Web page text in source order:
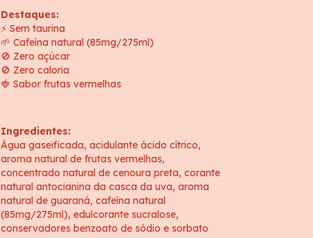
Destaques:
⚡ Sem taurina
🌱 Cafeína natural (85mg/275ml)
🚫 Zero açúcar
🚫 Zero caloria
🍓 Sabor frutas vermelhas
Ingredientes:
Água gaseificada, acidulante ácido cítrico,
aroma natural de frutas vermelhas,
concentrado natural de cenoura preta, corante
natural antocianina da casca da uva, aroma
natural de guaraná, cafeína natural
(85mg/275ml), edulcorante sucralose,
conservadores benzoato de sódio e sorbato